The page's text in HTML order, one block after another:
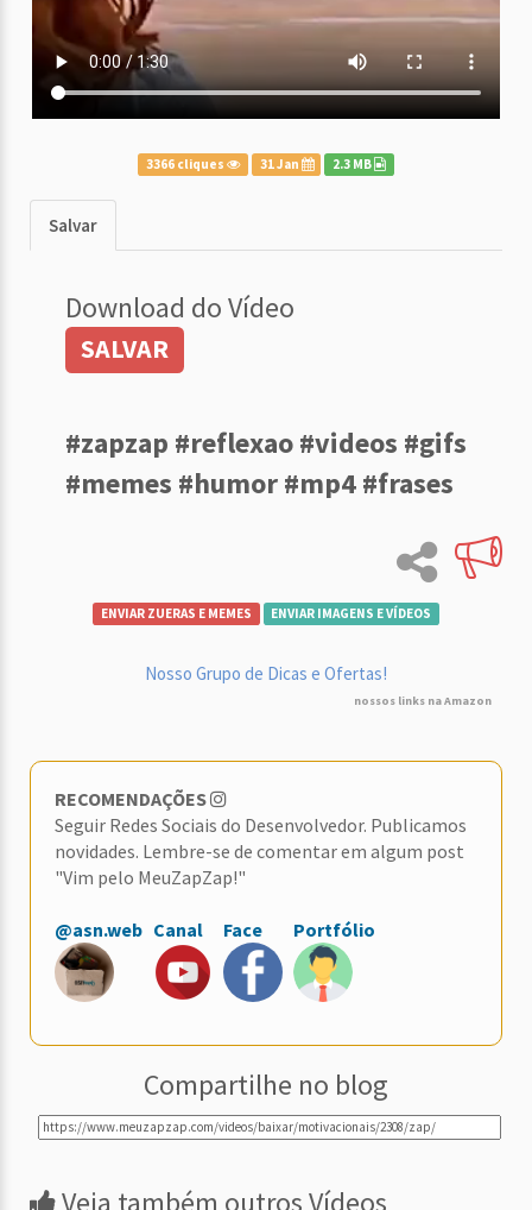
3366 cliques 31 Jan 2.3 MB
Salvar
Download do Vídeo
SALVAR
#zapzap #reflexao #videos #gifs
#memes #humor #mp4 #frases
ENVIAR ZUERAS E MEMES ENVIAR IMAGENS E VÍDEOS
Nosso Grupo de Dicas e Ofertas!
nossos links na Amazon
RECOMENDAÇÕES
Seguir Redes Sociais do Desenvolvedor. Publicamos
novidades. Lembre-se de comentar em algum post
"Vim pelo MeuZapZap!"
@asn.web Canal Face Portfólio
Compartilhe no blog
Veja também outros Vídeos